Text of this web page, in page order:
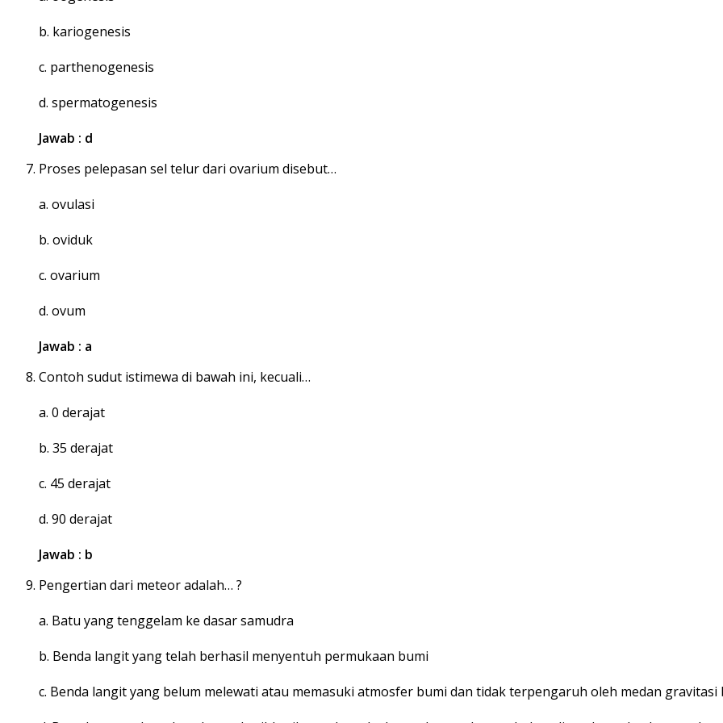
b. kariogenesis
c. parthenogenesis
d. spermatogenesis
Jawab : d
Proses pelepasan sel telur dari ovarium disebut…
a. ovulasi
b. oviduk
c. ovarium
d. ovum
Jawab : a
Contoh sudut istimewa di bawah ini, kecuali…
a. 0 derajat
b. 35 derajat
c. 45 derajat
d. 90 derajat
Jawab : b
Pengertian dari meteor adalah… ?
a. Batu yang tenggelam ke dasar samudra
b. Benda langit yang telah berhasil menyentuh permukaan bumi
c. Benda langit yang belum melewati atau memasuki atmosfer bumi dan tidak terpengaruh oleh medan gravitasi